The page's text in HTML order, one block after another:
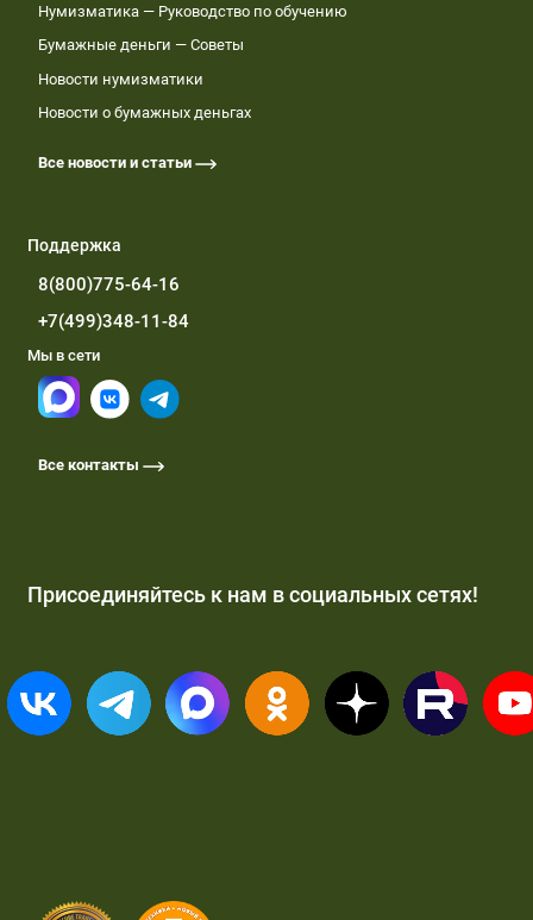
Нумизматика — Руководство по обучению
Бумажные деньги — Советы
Новости нумизматики
Новости о бумажных деньгах
Все новости и статьи
Поддержка
8(800)775-64-16
+7(499)348-11-84
Мы в сети
Все контакты
Присоединяйтесь к нам в социальных сетях!